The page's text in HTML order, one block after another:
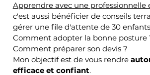
Apprendre avec une professionnelle
c'est aussi bénéficier de conseils
gérer une file d'attente de 30
Comment adopter la bonne posture
Comment préparer son devis ?
Mon objectif est de vous rendre
efficace et confiant.